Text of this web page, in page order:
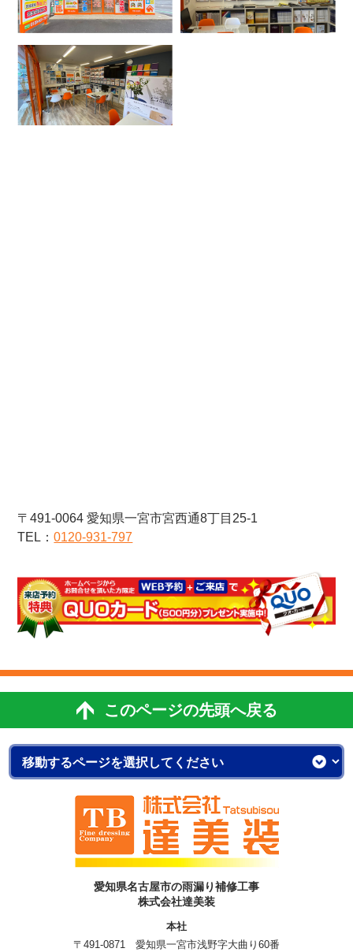
〒491-0064 愛知県一宮市宮西通8丁目25-1
TEL：0120-931-797
このページの先頭へ戻る
愛知県名古屋市の雨漏り補修工事
株式会社達美装
本社
〒491-0871 愛知県一宮市浅野字大曲り60番